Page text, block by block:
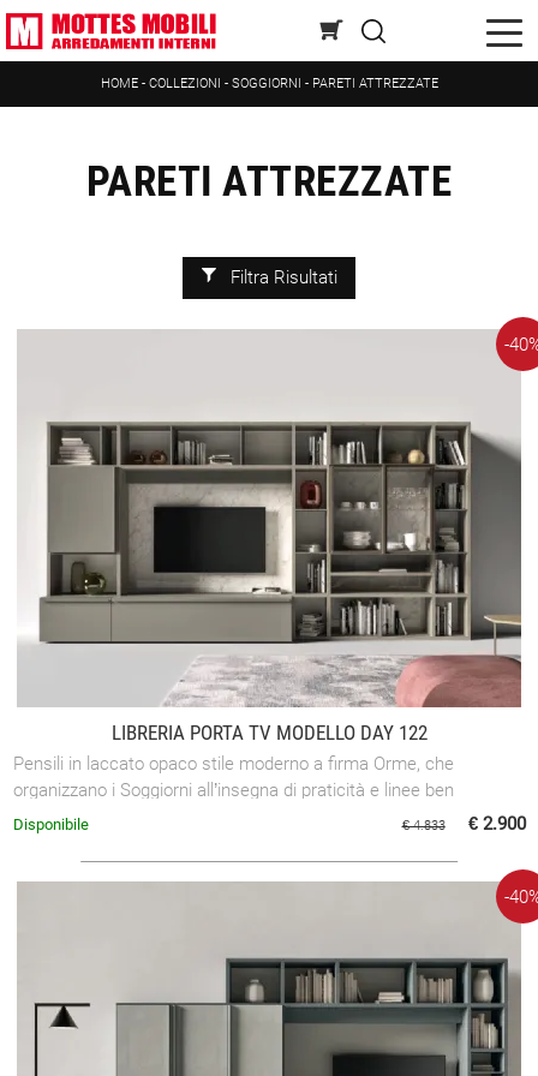
HOME- COLLEZIONI - SOGGIORNI - PARETI ATTREZZATE
PARETI ATTREZZATE
Filtra Risultati
LIBRERIA PORTA TV MODELLO DAY 122
Pensili in laccato opaco stile moderno a firma Orme, che
organizzano i Soggiorni all’insegna di praticità e linee ben
studiate.
-
€ 4.833 € 2.900
Disponibile
-